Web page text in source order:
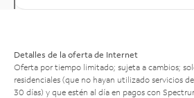
Detalles de la oferta de Internet
Oferta por tiempo limitado; sujeta a cambios;
residenciales (que no hayan utilizado servicios
30 días) y que estén al día en pagos con